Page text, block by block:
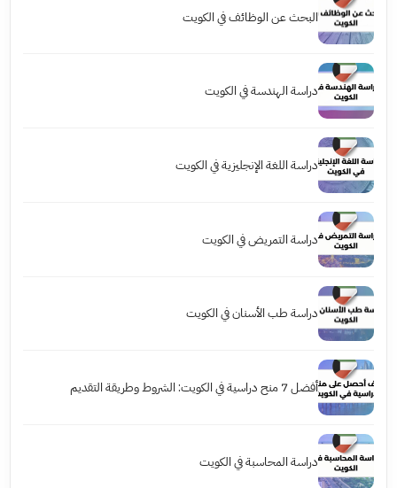
البحث عن الوظائف في الكويت
دراسة الهندسة في الكويت
دراسة اللغة الإنجليزية في الكويت
دراسة التمريض في الكويت
دراسة طب الأسنان في الكويت
أفضل 7 منح دراسية في الكويت: الشروط وطريقة التقديم
دراسة المحاسبة في الكويت